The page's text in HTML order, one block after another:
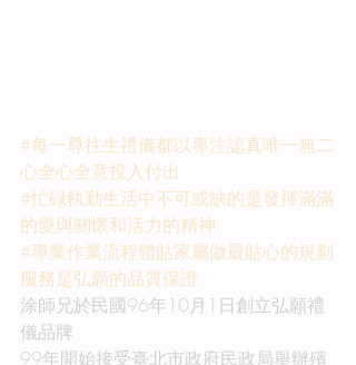
#每一尊往生禮儀都以專注認真唯一無二
心全心全意投入付出
#忙碌執勤生活中不可或缺的是發揮滿滿
的愛與關懷和活力的精神
#專業作業流程體貼家屬做最貼心的規劃
服務是弘願的品質保證
涂師兄於民國96年10月1日創立弘願禮
儀品牌
99年開始接受臺北市政府民政局舉辦殯